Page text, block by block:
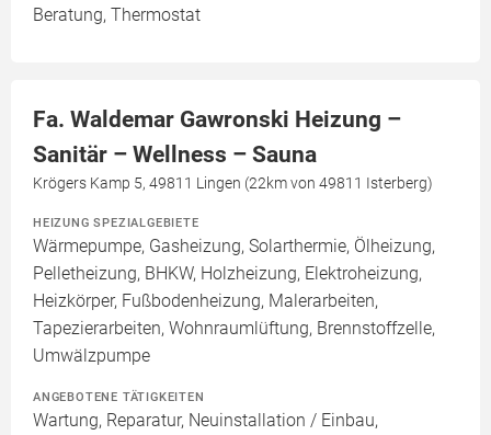
Beratung, Thermostat
Fa. Waldemar Gawronski Heizung –
Sanitär – Wellness – Sauna
Krögers Kamp 5, 49811 Lingen (22km von 49811 Isterberg)
HEIZUNG SPEZIALGEBIETE
Wärmepumpe, Gasheizung, Solarthermie, Ölheizung,
Pelletheizung, BHKW, Holzheizung, Elektroheizung,
Heizkörper, Fußbodenheizung, Malerarbeiten,
Tapezierarbeiten, Wohnraumlüftung, Brennstoffzelle,
Umwälzpumpe
ANGEBOTENE TÄTIGKEITEN
Wartung, Reparatur, Neuinstallation / Einbau,